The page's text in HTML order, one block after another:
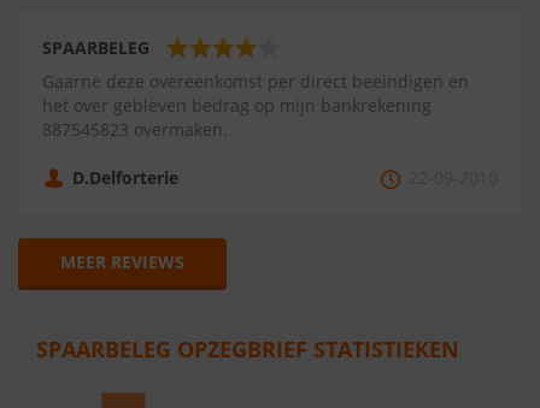
SPAARBELEG
Gaarne deze overeenkomst per direct beeindigen en
het over gebleven bedrag op mijn bankrekening
887545823 overmaken.
D.Delforterie
MEER REVIEWS
SPAARBELEG OPZEGBRIEF STATISTIEKEN